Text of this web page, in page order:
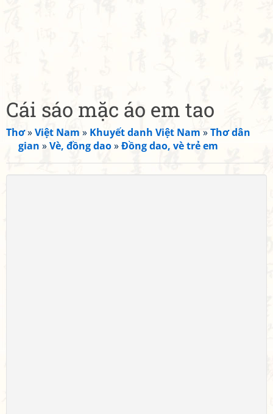
Cái sáo mặc áo em tao
Thơ»Việt Nam » Khuyết danh Việt Nam »Thơ dân
gian »Vè, đồng dao»Đồng dao, vè trẻ em